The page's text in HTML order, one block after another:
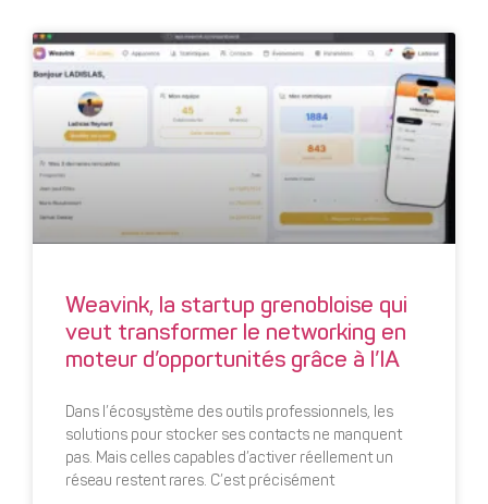
Weavink, la startup grenobloise qui
veut transformer le networking en
moteur d’opportunités grâce à l’IA
Dans l’écosystème des outils professionnels, les
solutions pour stocker ses contacts ne manquent
pas. Mais celles capables d’activer réellement un
réseau restent rares. C’est précisément